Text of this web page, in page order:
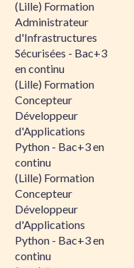
(Lille) Formation
Administrateur
d'Infrastructures
Sécurisées - Bac+3
en continu
(Lille) Formation
Concepteur
Développeur
d'Applications
Python - Bac+3 en
continu
(Lille) Formation
Concepteur
Développeur
d'Applications
Python - Bac+3 en
continu